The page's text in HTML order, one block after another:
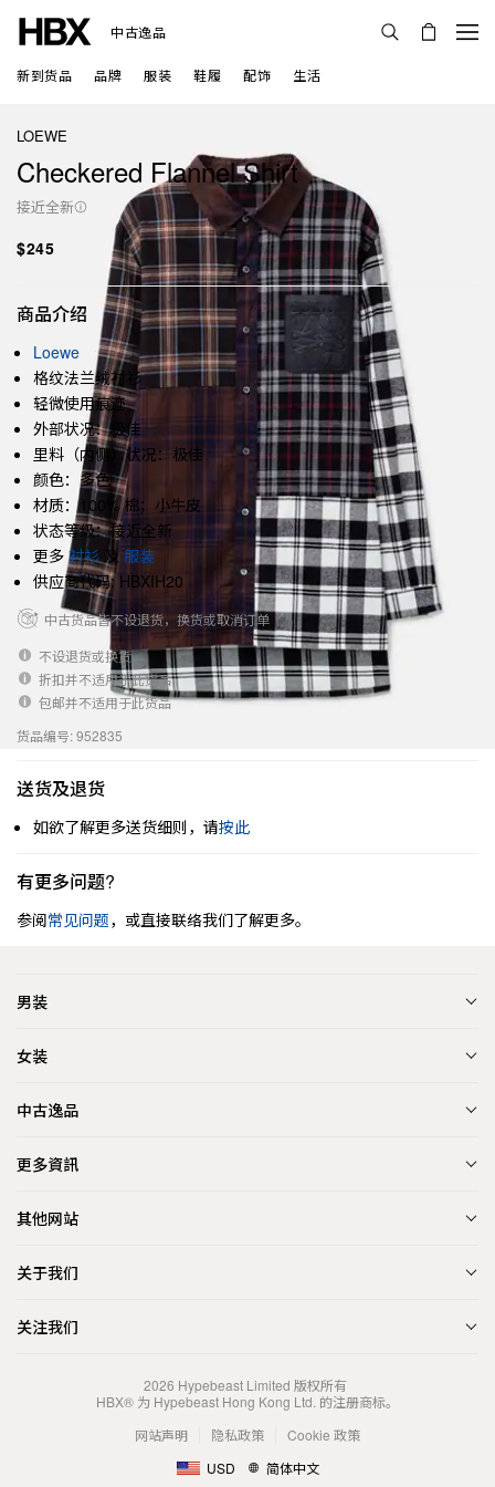
中古逸品
新到货品 品牌 服装 鞋履 配饰 生活
LOEWE
Checkered Flannel Shirt
接近全新
$245
商品介绍
Loewe
格纹法兰绒衬衫
轻微使用痕迹
外部状况：极佳
里料（内侧）状况：极佳
颜色：多色
材质：100% 棉；小牛皮
状态等级：接近全新
更多衬衫及 服装
供应商代码: HBXIH20
中古货品皆不设退货，换货或取消订单
不设退货或换货
折扣并不适用于此货品
包邮并不适用于此货品
货品编号: 952835
送货及退货
如欲了解更多送货细则，请按此
有更多问题?
参阅常见问题，或直接联络我们了解更多。
男装
女装
中古逸品
更多資訊
其他网站
关于我们
关注我们
2026 Hypebeast Limited 版权所有
HBX® 为 Hypebeast Hong Kong Ltd. 的注册商标。
网站声明
隐私政策
Cookie 政策
USD
简体中文